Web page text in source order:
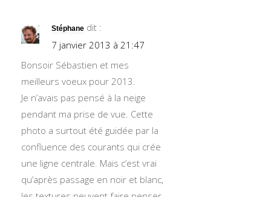
Stéphane dit :
7 janvier 2013 à 21:47
Bonsoir Sébastien et mes
meilleurs voeux pour 2013.
Je n’avais pas pensé à la neige
pendant ma prise de vue. Cette
photo a surtout été guidée par la
confluence des courants qui crée
une ligne centrale. Mais c’est vrai
qu’après passage en noir et blanc,